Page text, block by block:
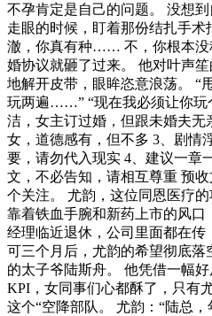
不孕肯定是自己的问题。 没想
走眼的时候，盯着那份结扎手术
澈，你真有种…… 不，你根本没
婚协议就砸了过来。 他对叶声
地解开皮带，眼眸恣意浪荡。 “
玩两遍……” “现在我必须让你玩
洁，女主订过婚，但跟未婚夫无
女，道德感有，但不多 3、剧情
要，请勿代入现实 4、建议一章
文，不必告知，请相互尊重 预
个关注。 尤韵，这位同恩医疗
靠着铁血手腕和新药上市的风口
经理临近退休，公司里面都在传
可三个月后，尤韵的希望彻底落
的太子爷陆斯舟。 他凭借一幅
KPI，女同事们心都酥了，只有
这个“空降部队。 尤韵：“陆总